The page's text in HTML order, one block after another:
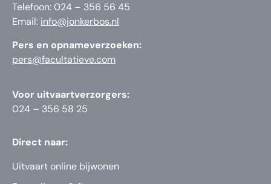
Telefoon: 024 – 356 56 45
Email: info@jonkerbos.nl
Pers en opnameverzoeken:
pers@facultatieve.com
Voor uitvaartverzorgers:
024 – 356 58 25
Direct naar:
Uitvaart online bijwonen